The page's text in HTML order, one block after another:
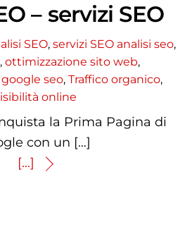
– servizi SEO
SEO, servizi SEO analisi seo,
, ottimizzazione sito web,
seo, Traffico organico,
online
la Prima Pagina di
con un […]
[...]